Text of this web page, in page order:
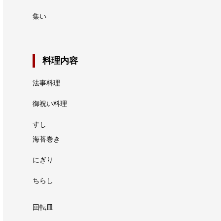
集い
料理内容
法事料理
御祝い料理
すし
海苔巻き
にぎり
ちらし
回転皿